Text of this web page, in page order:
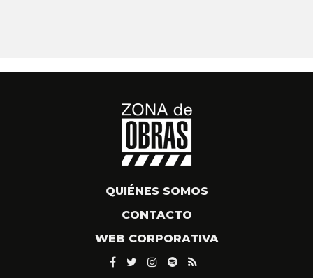
QUIÉNES SOMOS
CONTACTO
WEB CORPORATIVA